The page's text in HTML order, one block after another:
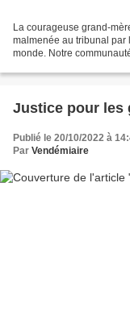
La courageuse grand-
malmenée au tribunal par
monde. Notre
Justice pour les
Publié le 20/10/2022 à
Par Vendémiaire